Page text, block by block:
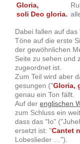
Gloria,
soli Deo gloria.
Dabei fallen auf
Töne auf die erste
der gewöhnlichen
Seite zu sehen und
zugeordnet ist.
Zum Teil wird aber
gesungen ("Gloria,
genau ein Ton fällt.
Auf der englischen
zum Schluss ein
dass das "Io"
ersetzt ist: "Cantet
Lobeslieder …").